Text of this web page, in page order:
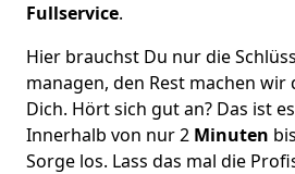
Fullservice.
Hier brauchst Du nur die
managen, den Rest machen
Dich. Hört sich gut an? Das ist
Innerhalb von nur 2 Minuten
Sorge los. Lass das mal die